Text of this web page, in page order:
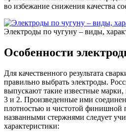
во избежание снижения качества
Электроды по чугуну – виды,
Особенности
Для качественного результата
правильно выбрать электроды.
выпускают такие известные
3 и 2. Произведенные ими
плотностью и чистотой финишной
названными стержнями следует
характеристики: